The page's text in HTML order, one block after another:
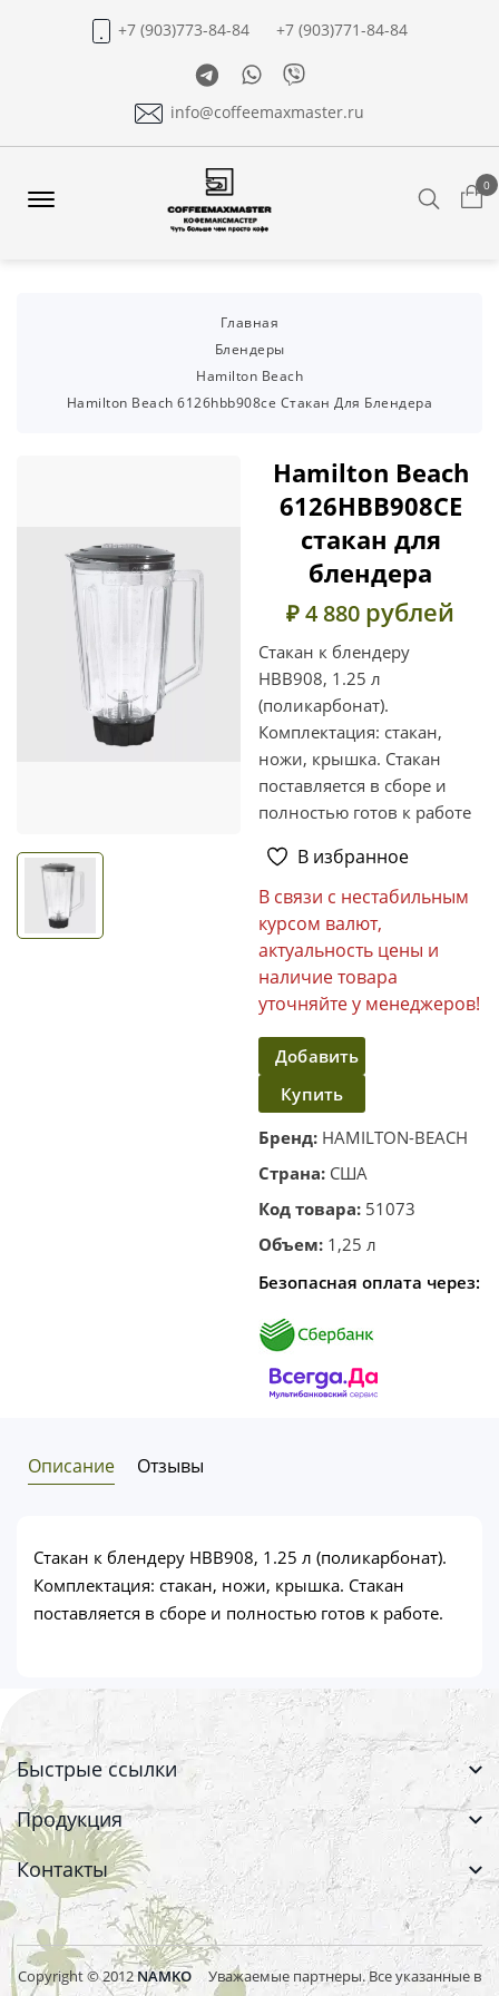
+7 (903)773-84-84
+7 (903)771-84-84
TelegramWhatsapp
Viber
info@coffeemaxmaster.ru
0
Главная
Блендеры
Hamilton Beach
Hamilton Beach 6126hbb908ce Cтакан Для Блендера
Hamilton Beach
6126HBB908CE
cтакан для
блендера
₽ 4 880 рублей
Стакан к блендеру
HBB908, 1.25 л
(поликарбонат).
Комплектация: стакан,
ножи, крышка. Стакан
поставляется в сборе и
полностью готов к работе
В избранное
В связи с нестабильным
курсом валют,
актуальность цены и
наличие товара
уточняйте у менеджеров!
Добавить
в
корзину
Купить
в один
клик
Бренд: HAMILTON-BEACH
Страна: США
Код товара: 51073
Объем: 1,25 л
Безопасная оплата через:
Описание Отзывы
Стакан к блендеру HBB908, 1.25 л (поликарбонат).
Комплектация: стакан, ножи, крышка. Стакан
поставляется в сборе и полностью готов к работе.
Быстрые ссылки
Продукция
Контакты
Copyright © 2012 NAMKO Уважаемые партнеры. Все указанные в